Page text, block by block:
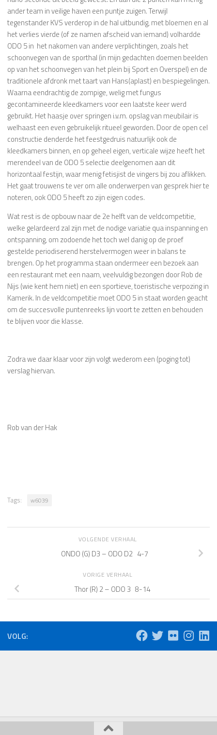
ander team in veilige haven een puntje zuigen. Terwijl
tegenstander KVS verderop in de hal uitbundig, met bloemen en al
het verlies vierde (of ze namen afscheid van iemand) volhardde
ODO 5 in het nakomen van andere verplichtingen, zoals het
schoonvegen van de sporthal (in mijn gedachten doemen beelden
op van het schoonvegen van het plein bij Sport en Overspel) en de
traditionele afdronk met taart van Hans(aplast) en bespiegelingen.
Waarna eendrachtig de zompige, welig met fungus
gecontamineerde kleedkamers voor een laatste keer werd
gebruikt. Het haasje over springen i.v.m. opslag van meubilair is
welhaast een even gebruikelijk ritueel geworden. Door de open cel
constructie denderde het feestgedruis natuurlijk ook de
kleedkamers binnen, en op geheel eigen, verticale wijze heeft het
merendeel van de ODO 5 selectie deelgenomen aan dit
horizontaal festijn, waar menig fetisjist de vingers bij zou aflikken.
Het gaat trouwens te ver om alle onderwerpen van gesprek hier te
noteren, ook ODO 5 heeft zo zijn eigen codes.
Wat rest is de opbouw naar de 2e helft van de veldcompetitie,
welke gelardeerd zal zijn met de nodige variatie qua inspanning en
ontspanning, om zodoende het toch wel danig op de proef
gestelde periodiserend herstelvermogen weer in balans te
brengen. Op het programma staan ondermeer een bezoek aan
een restaurant met een naam, veelvuldig bezongen door Rob de
Nijs (wie kent hem niet) en een sportieve, toeristische verpozing in
Kamerik. In de veldcompetitie moet ODO 5 in staat worden geacht
om de succesvolle puntenreeks lijn voort te zetten en behouden
te blijven voor die klasse.
Zodra we daar klaar voor zijn volgt wederom een (poging tot)
verslag hiervan.
Rob van der Hak
Tags: w6039
VOLGENDE VERHAAL
ONDO (G) D3 – ODO D2 4-7
VORIGE VERHAAL
Thor (R) 2 – ODO 3 8-14
VOLG: